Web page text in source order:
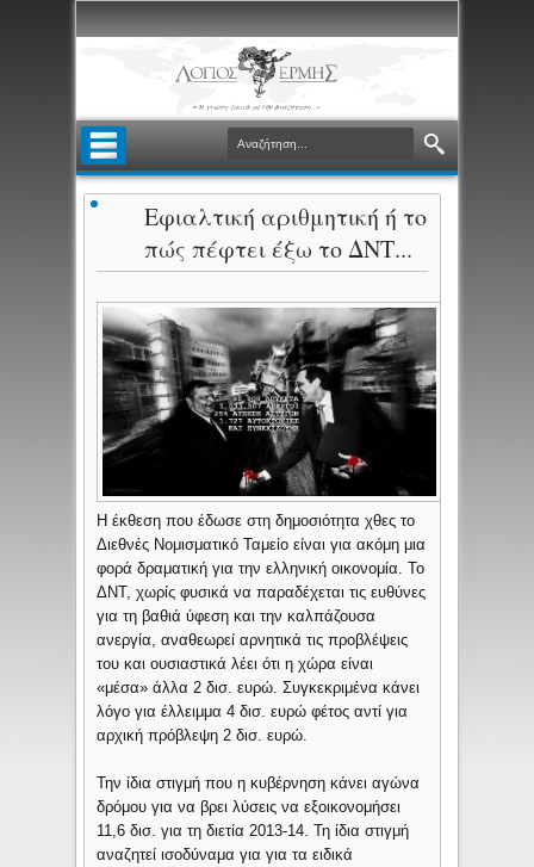
Εφιαλτική αριθμητική ή το
πώς πέφτει έξω το ΔΝΤ...
Η έκθεση που έδωσε στη δημοσιότητα χθες το
Διεθνές Νομισματικό Ταμείο είναι για ακόμη μια
φορά δραματική για την ελληνική οικονομία. Το
ΔΝΤ, χωρίς φυσικά να παραδέχεται τις ευθύνες
για τη βαθιά ύφεση και την καλπάζουσα
ανεργία, αναθεωρεί αρνητικά τις προβλέψεις
του και ουσιαστικά λέει ότι η χώρα είναι
«μέσα» άλλα 2 δισ. ευρώ. Συγκεκριμένα κάνει
λόγο για έλλειμμα 4 δισ. ευρώ φέτος αντί για
αρχική πρόβλεψη 2 δισ. ευρώ.
Την ίδια στιγμή που η κυβέρνηση κάνει αγώνα
δρόμου για να βρει λύσεις να εξοικονομήσει
11,6 δισ. για τη διετία 2013-14. Τη ίδια στιγμή
αναζητεί ισοδύναμα για για τα ειδικά